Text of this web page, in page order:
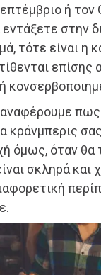
ή
στην
τότε είναι η
επίσης
αναφέρουμε
κράνμπερις
όμως, όταν θα
σκληρά και